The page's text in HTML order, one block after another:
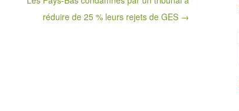
réduire de 25 % leurs rejets de GES →